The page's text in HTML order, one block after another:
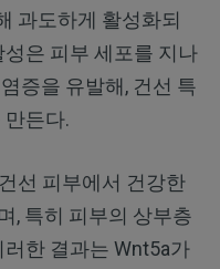
과도하게 활성화되
은 피부 세포를 지나
증을 유발해, 건선 특
든다.
선 피부에서 건강한
, 특히 피부의 상부층
한 결과는 Wnt5a가